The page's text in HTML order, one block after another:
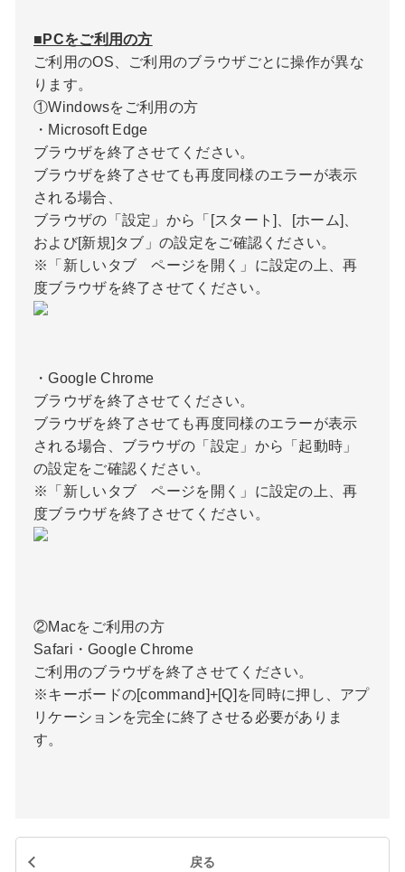
■PCをご利用の方
ご利用のOS、ご利用のブラウザごとに操作が異な
ります。
①Windowsをご利用の方
・Microsoft Edge
ブラウザを終了させてください。
ブラウザを終了させても再度同様のエラーが表示
される場合、
ブラウザの「設定」から「[スタート]、[ホーム]、
および[新規]タブ」の設定をご確認ください。
※「新しいタブ ページを開く」に設定の上、再
度ブラウザを終了させてください。
・Google Chrome
ブラウザを終了させてください。
ブラウザを終了させても再度同様のエラーが表示
される場合、ブラウザの「設定」から「起動時」
の設定をご確認ください。
※「新しいタブ ページを開く」に設定の上、再
度ブラウザを終了させてください。
②Macをご利用の方
Safari・Google Chrome
ご利用のブラウザを終了させてください。
※キーボードの[command]+[Q]を同時に押し、アプ
リケーションを完全に終了させる必要がありま
す。
戻る